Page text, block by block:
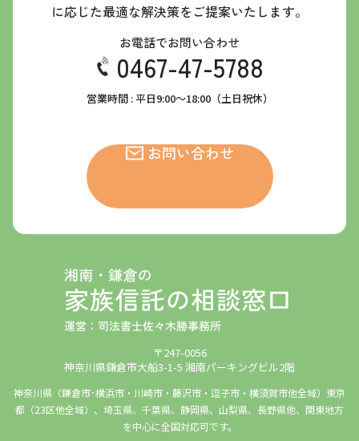
に応じた最適な解決策をご提案いたします。
お電話でお問い合わせ
0467-47-5788
営業時間 : 平日9:00～18:00（土日祝休）
お問い合わせ
〒247-0056
神奈川県鎌倉市大船3-1-5 湘南パーキングビル2階
神奈川県（鎌倉市･横浜市・川崎市・藤沢市・逗子市・横須賀市他全域）東京
都（23区他全域）、埼玉県、千葉県、静岡県、山梨県、長野県他、関東地方
を中心に全国対応可です。